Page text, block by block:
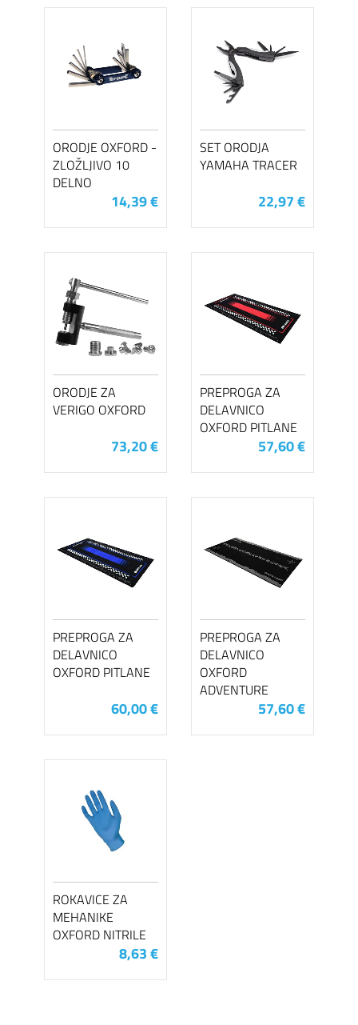
ORODJE OXFORD -
ZLOŽLJIVO 10
DELNO
14,39 €
SET ORODJA
YAMAHA TRACER
22,97 €
ORODJE ZA
VERIGO OXFORD
73,20 €
PREPROGA ZA
DELAVNICO
OXFORD PITLANE
57,60 €
PREPROGA ZA
DELAVNICO
OXFORD PITLANE
60,00 €
PREPROGA ZA
DELAVNICO
OXFORD
ADVENTURE
57,60 €
ROKAVICE ZA
MEHANIKE
OXFORD NITRILE
8,63 €